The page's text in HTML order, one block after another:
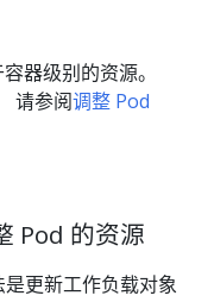
器级别的资源。
请参阅调整 Pod
Pod 的资源
更新工作负载对象